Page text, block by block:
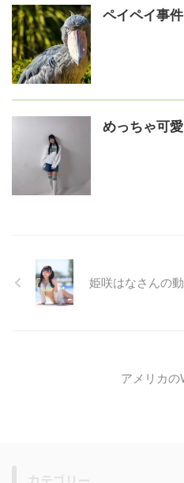
ペイペイ事件
めっちゃ可
姫咲はなさんの
アメリカの